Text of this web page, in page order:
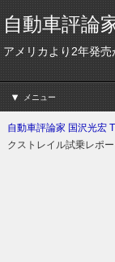
自動車評論
アメリカより2年発
メニュー
自動車評論家 国沢光宏
クストレイル試乗レポー